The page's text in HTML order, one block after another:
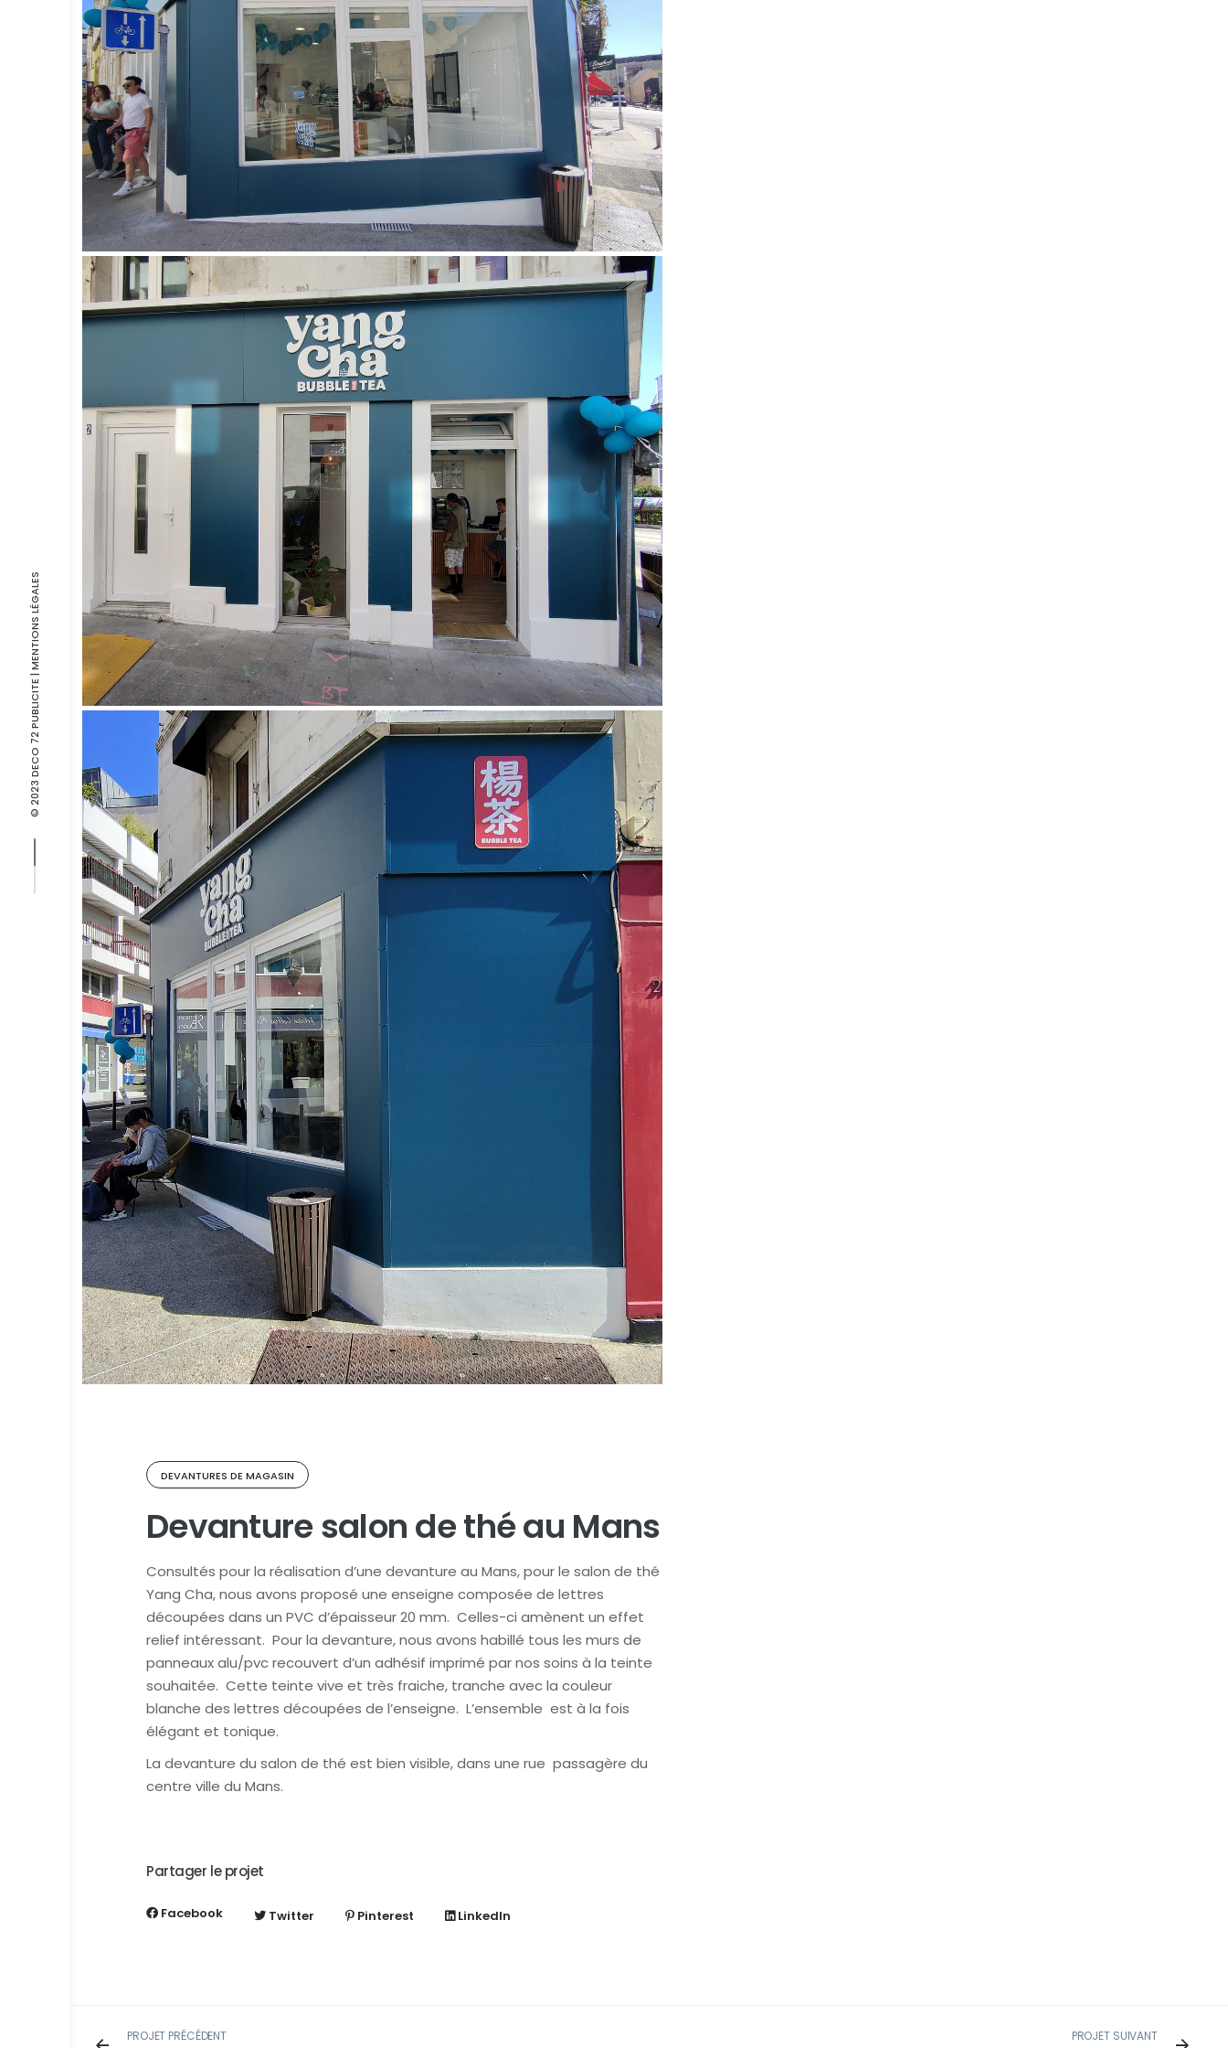
© 2023 DECO 72 PUBLICITE
| MENTIONS LÉGALES
DEVANTURES DE MAGASIN
Devanture salon de thé au Mans
Consultés pour la réalisation d’une devanture au Mans, pour le salon de thé
Yang Cha, nous avons proposé une enseigne composée de lettres
découpées dans un PVC d’épaisseur 20 mm. Celles-ci amènent un effet
relief intéressant. Pour la devanture, nous avons habillé tous les murs de
panneaux alu/pvc recouvert d’un adhésif imprimé par nos soins à la teinte
souhaitée. Cette teinte vive et très fraiche, tranche avec la couleur
blanche des lettres découpées de l’enseigne. L’ensemble est à la fois
élégant et tonique.
La devanture du salon de thé est bien visible, dans une rue passagère du
centre ville du Mans.
Partager le projet
Facebook Twitter Pinterest LinkedIn
PROJET PRÉCÉDENT PROJET SUIVANT